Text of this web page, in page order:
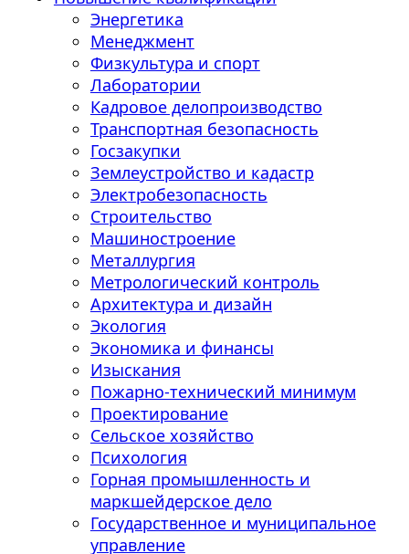
Энергетика
Менеджмент
Физкультура и спорт
Лаборатории
Кадровое делопроизводство
Транспортная безопасность
Госзакупки
Землеустройство и кадастр
Электробезопасность
Строительство
Машиностроение
Металлургия
Метрологический контроль
Архитектура и дизайн
Экология
Экономика и финансы
Изыскания
Пожарно-технический минимум
Проектирование
Сельское хозяйство
Психология
Горная промышленность и
маркшейдерское дело
Государственное и муниципальное
управление